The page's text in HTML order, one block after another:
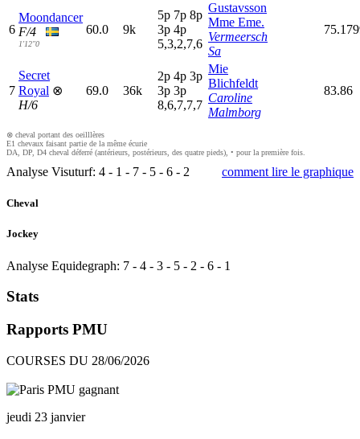
6
Moondancer
F/4
1'12"0
60.0 9k
5p 7p 8p
3p 4p
5,3,2,7,6
Gustavsson
Mme Eme.
Vermeersch
Sa
7
Secret
Royal ⊗
H/6
69.0 36k
2p 4p 3p
3p 3p
8,6,7,7,7
Mie
Blichfeldt
Caroline
Malmborg
83.86
⊗ cheval portant des oeilllères
E1 chevaux faisant partie de la même écurie
DA, DP, D4 cheval déferré (antérieurs, postérieurs, des quatre pieds), • pour la première fois.
Analyse Visuturf: 4 - 1 - 7 - 5 - 6 - 2 comment lire le graphique
Cheval
Jockey
Analyse Equidegraph: 7 - 4 - 3 - 5 - 2 - 6 - 1
Stats
Rapports PMU
COURSES DU 28/06/2026
jeudi 23 janvier